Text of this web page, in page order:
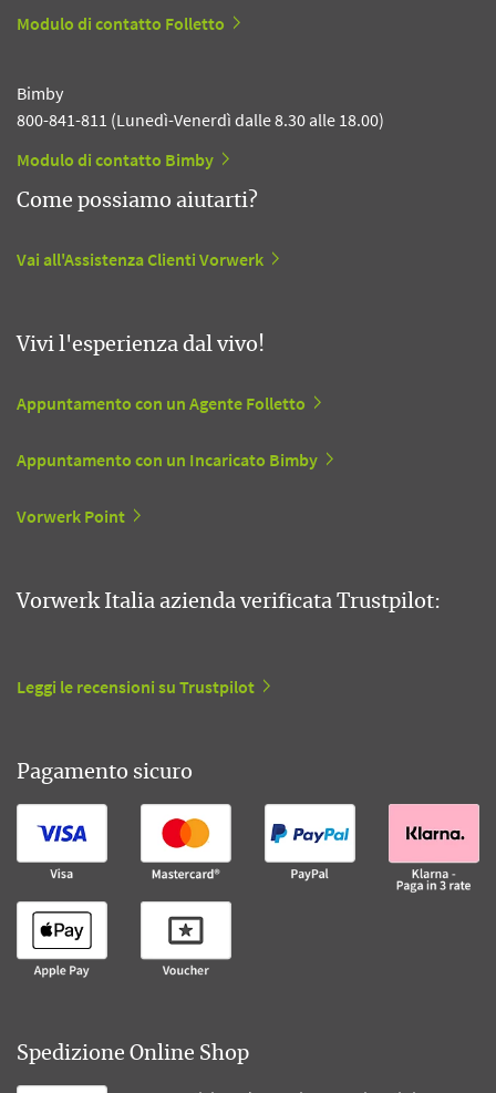
Modulo di contatto Folletto
Bimby
800-841-811 (Lunedì-Venerdì dalle 8.30 alle 18.00)
Modulo di contatto Bimby
Come possiamo aiutarti?
Vai all'Assistenza Clienti Vorwerk
Vivi l'esperienza dal vivo!
Appuntamento con un Agente Folletto
Appuntamento con un Incaricato Bimby
Vorwerk Point
Vorwerk Italia azienda verificata Trustpilot:
Leggi le recensioni su Trustpilot
Pagamento sicuro
Spedizione Online Shop